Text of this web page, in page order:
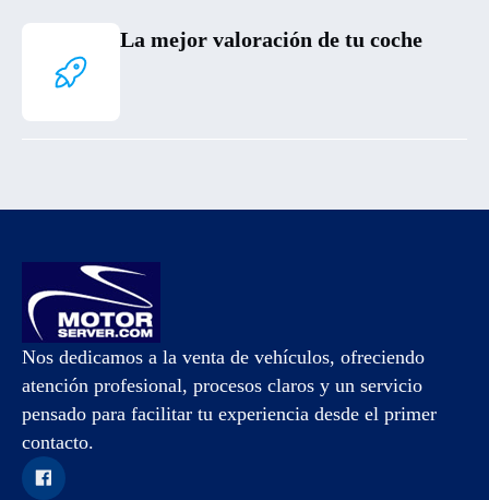
La mejor valoración de tu coche
Nos dedicamos a la venta de vehículos, ofreciendo
atención profesional, procesos claros y un servicio
pensado para facilitar tu experiencia desde el primer
contacto.